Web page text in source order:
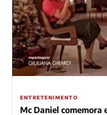
ENTRETENIMENTO
Mc Daniel